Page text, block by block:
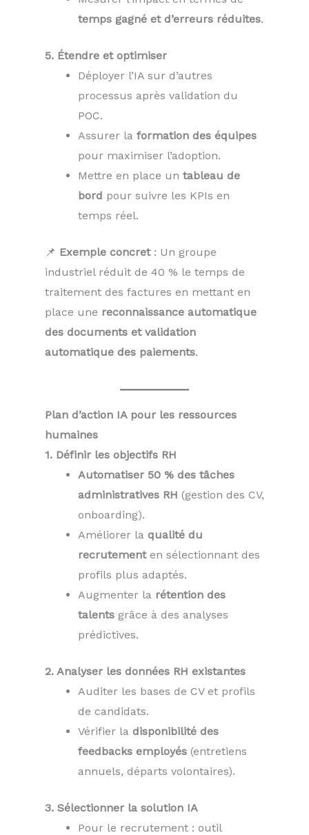
temps gagné et d’erreurs réduites.
5. Étendre et optimiser
Déployer l’IA sur d’autres
processus après validation du
POC.
Assurer la formation des équipes
pour maximiser l’adoption.
Mettre en place un tableau de
bord pour suivre les KPIs en
temps réel.
📌 Exemple concret: Un groupe
industriel réduit de 40 % le temps de
traitement des factures en mettant en
place une reconnaissance automatique
des documents et validation
automatique des paiements.
Plan d’action IA pour les ressources
humaines
1. Définir les objectifs RH
Automatiser 50 % des tâches
administratives RH (gestion des CV,
onboarding).
Améliorer la qualité du
recrutementen sélectionnant des
profils plus adaptés.
Augmenter la rétention des
talents grâce à des analyses
prédictives.
2. Analyser les données RH existantes
Auditer les bases de CV et profils
de candidats.
Vérifier la disponibilité des
feedbacks employés (entretiens
annuels, départs volontaires).
3. Sélectionner la solution IA
Pour le recrutement : outil